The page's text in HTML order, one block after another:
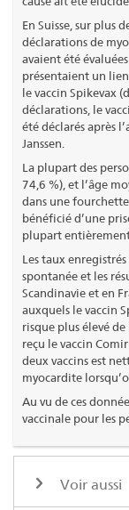
En Suisse, sur plus
déclarations de
avaient été
présentaient un
le vaccin Spikevax
déclarations, le
été déclarés après
Janssen.
La plupart des
74,6 %), et l’âge
dans une
bénéficié d’une
plupart
Les taux
spontanée et les
Scandinavie et en
auxquels le vaccin
risque plus élevé
reçu le vaccin
deux vaccins est
myocardite
Au vu de ces
vaccinale pour les
Voir aussi